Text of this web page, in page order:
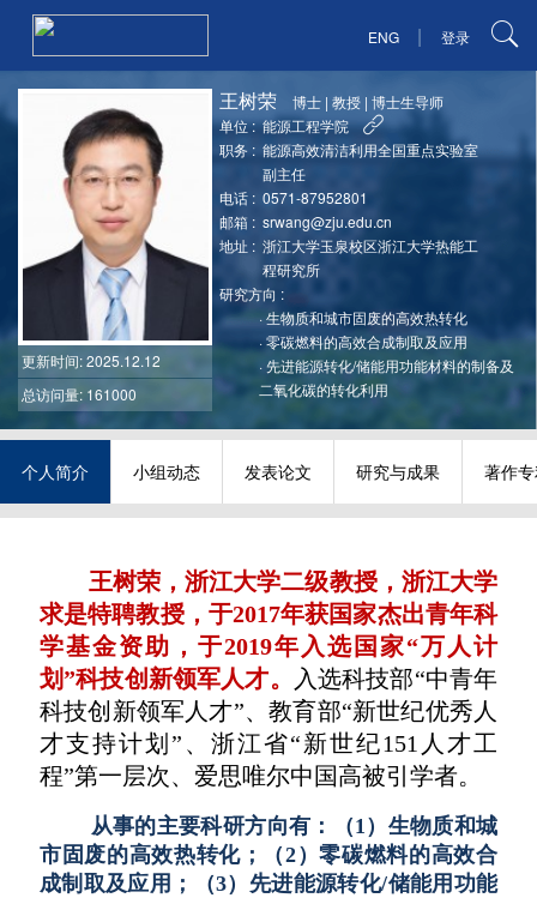
ENG | 登录
更新时间: 2025.12.12
总访问量: 161000
王树荣 博士 |教授 |博士生导师
单位 : 能源工程学院
职务 : 能源高效清洁利用全国重点实验室
副主任
电话 : 0571-87952801
邮箱 : srwang@zju.edu.cn
地址 : 浙江大学玉泉校区浙江大学热能工
程研究所
研究方向 :
·生物质和城市固废的高效热转化
·零碳燃料的高效合成制取及应用
· 先进能源转化/储能用功能材料的制备及
二氧化碳的转化利用
个人简介 小组动态 发表论文 研究与成果 著作
王树荣，浙江大学二级教授，浙江大学
求是特聘教授，于2017年获国家杰出青年科
学基金资助，于2019年入选国家“万人计
划”科技创新领军人才。
入选科技部“中青年
科技创新领军人才”、教育部“新世纪优秀人
才支持计划”、浙江省“新世纪151人才工
程”第一层次、爱思唯尔中国高被引学者。
从事的主要科研方向有：（1）生物质和城
市固废的高效热转化；（2）零碳燃料的高效合
成制取及应用；（3）先进能源转化/储能用功能